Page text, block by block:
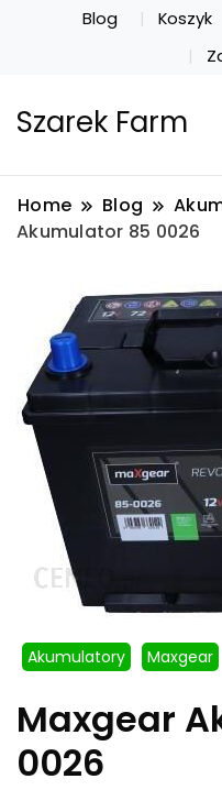
Blog Koszyk
Szarek Farm
Home Blog
Akumulator 85 0026
Akumulatory Maxgear
Maxgear
0026